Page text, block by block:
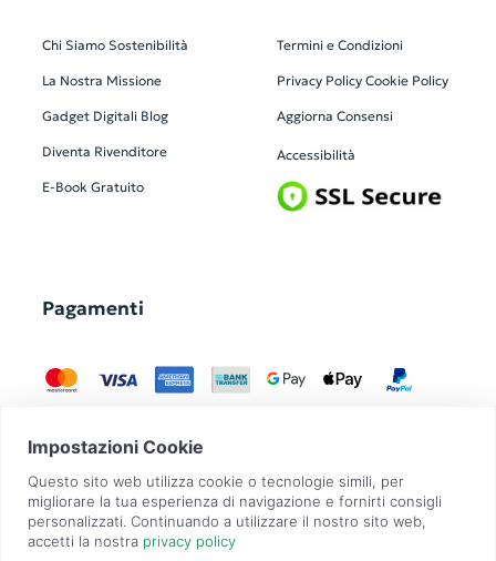
Chi Siamo Sostenibilità
La Nostra Missione
Gadget Digitali Blog
Diventa Rivenditore
E-Book Gratuito
Termini e Condizioni
Privacy Policy Cookie Policy
Aggiorna Consensi
Accessibilità
Pagamenti
GadgetZilla è un Brand di Overbi S.r.l.| realizzato con Contit
| © 2026 Tutti
i diritti riservati | P.IVA: 09351560967